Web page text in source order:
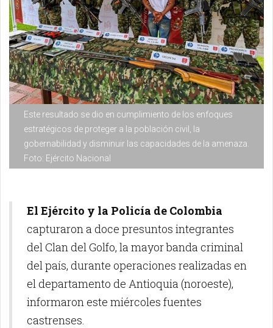
Este resultado se dio en cumplimiento de los enfoques
estratégicos de proteger a la población civil, la
gobernabilidad y disminuir las capacidades de la amenaza.
Foto: Ejército Nacional
El Ejército y la Policía de Colombia
capturaron a doce presuntos integrantes
del Clan del Golfo, la mayor banda criminal
del país, durante operaciones realizadas en
el departamento de Antioquia (noroeste),
informaron este miércoles fuentes
castrenses.